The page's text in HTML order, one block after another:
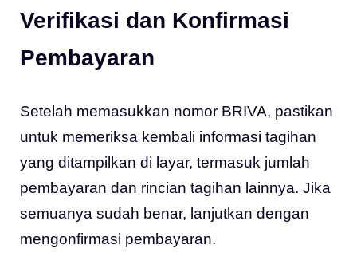
Verifikasi dan Konfirmasi
Pembayaran
Setelah memasukkan nomor BRIVA, pastikan
untuk memeriksa kembali informasi tagihan
yang ditampilkan di layar, termasuk jumlah
pembayaran dan rincian tagihan lainnya. Jika
semuanya sudah benar, lanjutkan dengan
mengonfirmasi pembayaran.